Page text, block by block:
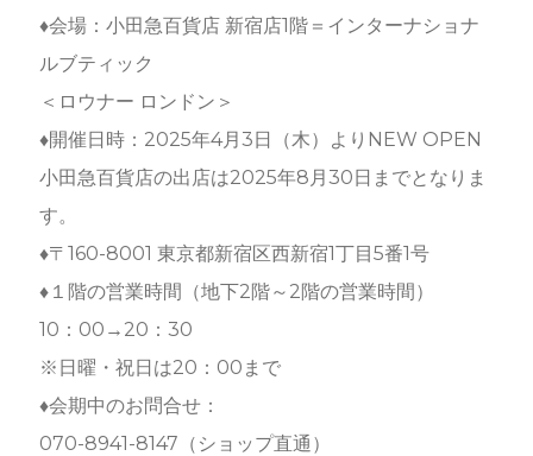
♦︎会場：小田急百貨店 新宿店1階＝インターナショナ
ルブティック
＜ロウナー ロンドン＞
♦︎開催日時：2025年4月3日（木）よりNEW OPEN
小田急百貨店の出店は2025年8月30日までとなりま
す。
♦︎〒160-8001 東京都新宿区西新宿1丁目5番1号
♦︎１階の営業時間（地下2階～2階の営業時間）
10：00→20：30
※日曜・祝日は20：00まで
♦︎会期中のお問合せ：
070-8941-8147（ショップ直通）